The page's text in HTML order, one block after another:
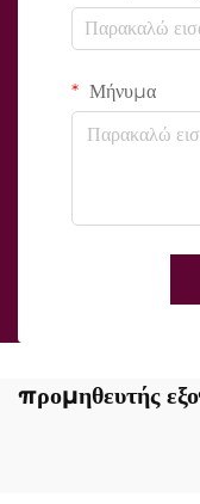
Μήνυμα
προμηθευτής